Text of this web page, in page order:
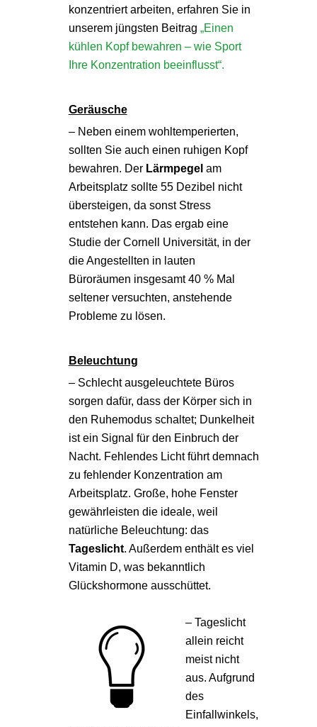
konzentriert arbeiten, erfahren Sie in
unserem jüngsten Beitrag „Einen
kühlen Kopf bewahren – wie Sport
Ihre Konzentration beeinflusst“.
Geräusche
– Neben einem wohltemperierten,
sollten Sie auch einen ruhigen Kopf
bewahren. Der Lärmpegel am
Arbeitsplatz sollte 55 Dezibel nicht
übersteigen, da sonst Stress
entstehen kann. Das ergab eine
Studie der Cornell Universität, in der
die Angestellten in lauten
Büroräumen insgesamt 40 % Mal
seltener versuchten, anstehende
Probleme zu lösen.
Beleuchtung
– Schlecht ausgeleuchtete Büros
sorgen dafür, dass der Körper sich in
den Ruhemodus schaltet; Dunkelheit
ist ein Signal für den Einbruch der
Nacht. Fehlendes Licht führt demnach
zu fehlender Konzentration am
Arbeitsplatz. Große, hohe Fenster
gewährleisten die ideale, weil
natürliche Beleuchtung: das
Tageslicht. Außerdem enthält es viel
Vitamin D, was bekanntlich
Glückshormone ausschüttet.
– Tageslicht
allein reicht
meist nicht
aus. Aufgrund
des
Einfallwinkels,